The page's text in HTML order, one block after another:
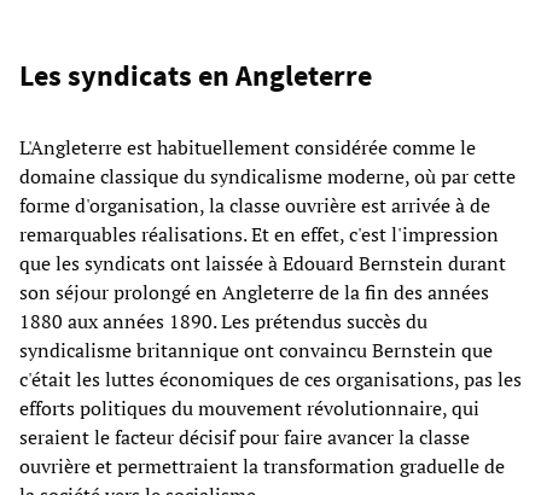
Les syndicats en Angleterre
L'Angleterre est habituellement considérée comme le
domaine classique du syndicalisme moderne, où par cette
forme d'organisation, la classe ouvrière est arrivée à de
remarquables réalisations. Et en effet, c'est l'impression
que les syndicats ont laissée à Edouard Bernstein durant
son séjour prolongé en Angleterre de la fin des années
1880 aux années 1890. Les prétendus succès du
syndicalisme britannique ont convaincu Bernstein que
c'était les luttes économiques de ces organisations, pas les
efforts politiques du mouvement révolutionnaire, qui
seraient le facteur décisif pour faire avancer la classe
ouvrière et permettraient la transformation graduelle de